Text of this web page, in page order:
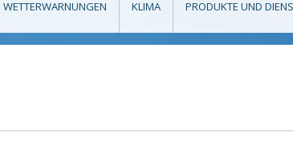
WETTERWARNUNGEN KLIMA PRODUKTE UND